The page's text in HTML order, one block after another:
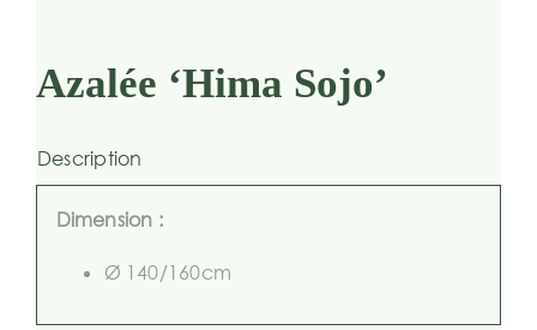
Azalée ‘Hima Sojo’
Description
Dimension :
Ø 140/160cm